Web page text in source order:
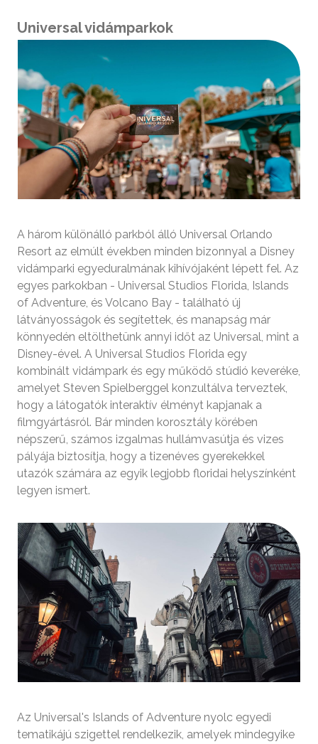
Universal vidámparkok
A három különálló parkból álló Universal Orlando
Resort az elmúlt években minden bizonnyal a Disney
vidámparki egyeduralmának kihívójaként lépett fel. Az
egyes parkokban - Universal Studios Florida, Islands
of Adventure, és Volcano Bay - található új
látványosságok és segítettek, és manapság már
könnyedén eltölthetünk annyi időt az Universal, mint a
Disney-ével. A Universal Studios Florida egy
kombinált vidámpark és egy működő stúdió keveréke,
amelyet Steven Spielberggel konzultálva terveztek,
hogy a látogatók interaktív élményt kapjanak a
filmgyártásról. Bár minden korosztály körében
népszerű, számos izgalmas hullámvasútja és vizes
pályája biztosítja, hogy a tizenéves gyerekekkel
utazók számára az egyik legjobb floridai helyszínként
legyen ismert.
Az Universal's Islands of Adventure nyolc egyedi
tematikájú szigettel rendelkezik, amelyek mindegyike